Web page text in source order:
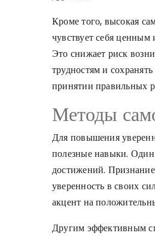
Кроме того, высокая
чувствует себя
Это снижает риск
трудностям и
принятии правильных
Методы
Для повышения
полезные навыки.
достижений.
уверенность в своих
акцент на
Другим эффективным